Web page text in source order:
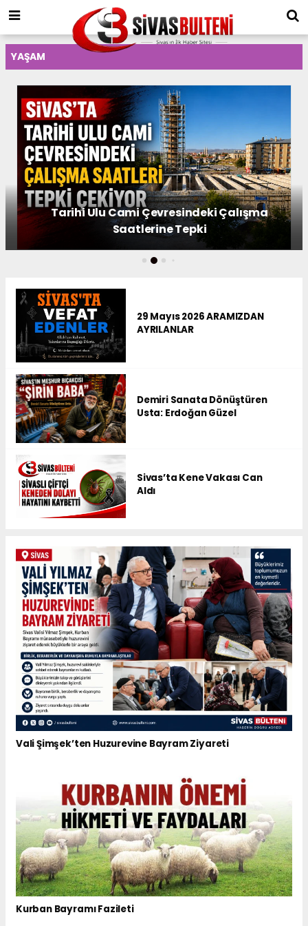
YAŞAM
Bilişimden Dijital Medyaya Uzanan
29 Mayıs 2026 ARAMIZDAN
AYRILANLAR
Demiri Sanata Dönüştüren
Usta: Erdoğan Güzel
Sivas’ta Kene Vakası Can
Aldı
Vali Şimşek’ten Huzurevine Bayram Ziyareti
Kurban Bayramı Fazileti